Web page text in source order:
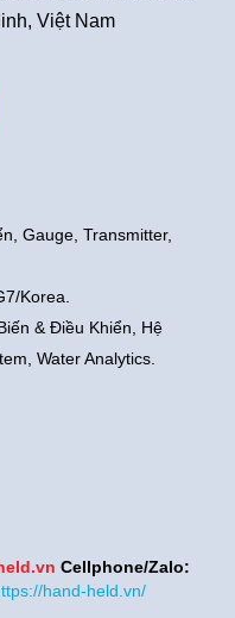
Việt Nam
Gauge, Transmitter,
Korea.
& Điều Khiển, Hệ
Water Analytics.
Cellphone/Zalo:
hand-held.vn/